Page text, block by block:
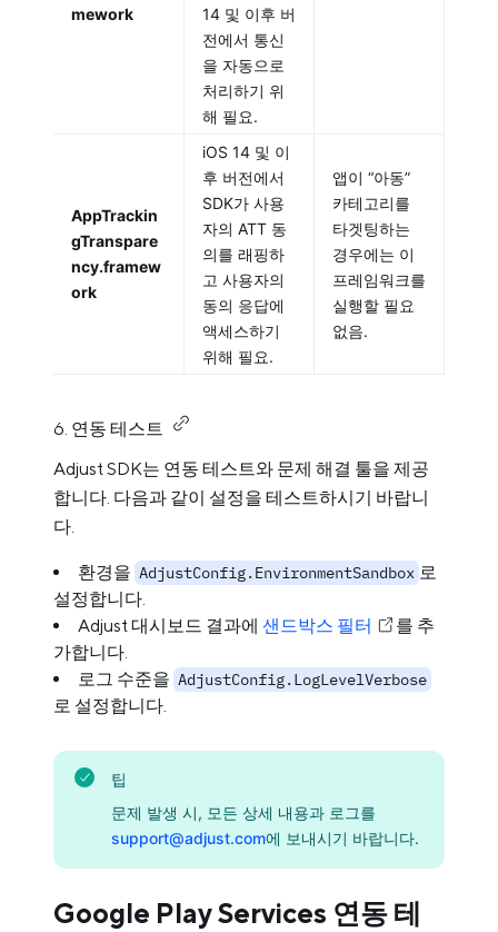
mework
14 및 이후 버
전에서 통신
을 자동으로
처리하기 위
해 필요.
AppTrackin
gTranspare
ncy.framew
ork
iOS 14 및 이
후 버전에서
SDK가 사용
자의 ATT 동
의를 래핑하
고 사용자의
동의 응답에
액세스하기
위해 필요.
앱이 “아동”
카테고리를
타겟팅하는
경우에는 이
프레임워크를
실행할 필요
없음.
6. 연동 테스트
Adjust SDK는 연동 테스트와 문제 해결 툴을 제공
합니다. 다음과 같이 설정을 테스트하시기 바랍니
다.
환경을 AdjustConfig.EnvironmentSandbox 로
설정합니다.
Adjust 대시보드 결과에 샌드박스 필터
를 추
가합니다.
로그 수준을 AdjustConfig.LogLevelVerbose
로 설정합니다.
팁
문제 발생 시, 모든 상세 내용과 로그를
support@adjust.com에 보내시기 바랍니다.
Google Play Services 연동 테